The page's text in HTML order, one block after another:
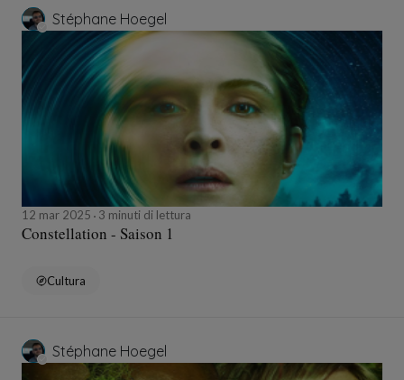
Stéphane Hoegel
12 mar 2025 3 minuti di lettura
Constellation - Saison 1
Cultura
Stéphane Hoegel